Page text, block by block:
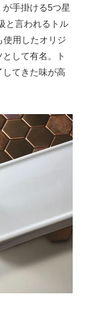
手掛ける5つ星
と言われるトル
使用したオリジ
して有名。ト
てきた味が高